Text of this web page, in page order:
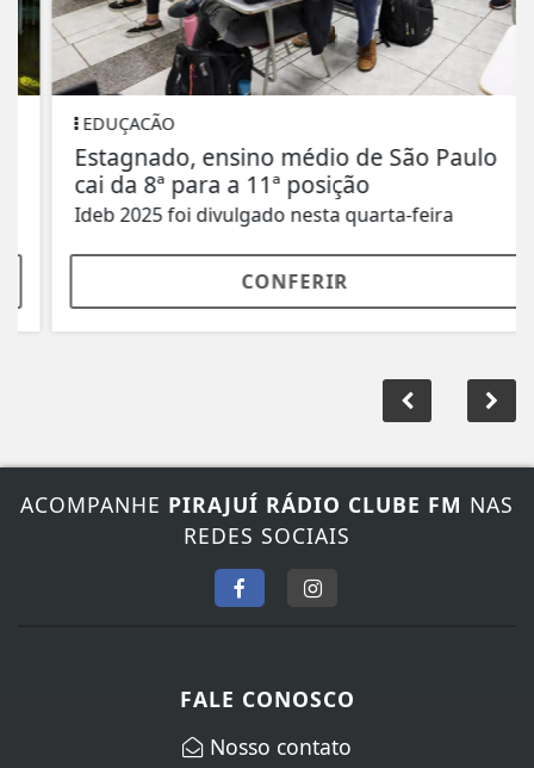
EDUÇACÃO
Estagnado, ensino médio de São Paulo
cai da 8ª para a 11ª posição
Ideb 2025 foi divulgado nesta quarta-feira
CONFERIR
ACOMPANHE PIRAJUÍ RÁDIO CLUBE FM NAS
REDES SOCIAIS
FALE CONOSCO
Nosso contato